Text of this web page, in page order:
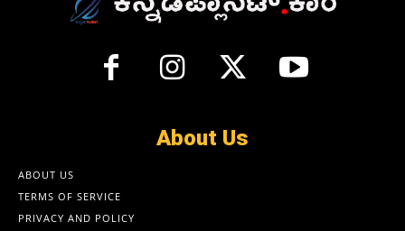
About Us
ABOUT US
TERMS OF SERVICE
PRIVACY AND POLICY